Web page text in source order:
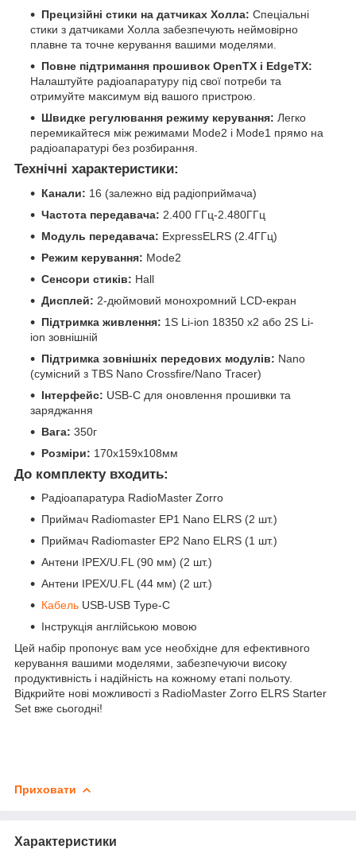
Прецизійні стики на датчиках Холла: Спеціальні
стики з датчиками Холла забезпечують неймовірно
плавне та точне керування вашими моделями.
Повне підтримання прошивок OpenTX і EdgeTX:
Налаштуйте радіоапаратуру під свої потреби та
отримуйте максимум від вашого пристрою.
Швидке регулювання режиму керування: Легко
перемикайтеся між режимами Mode2 і Mode1 прямо на
радіоапаратурі без розбирання.
Технічні характеристики:
Канали: 16 (залежно від радіоприймача)
Частота передавача: 2.400 ГГц-2.480ГГц
Модуль передавача: ExpressELRS (2.4ГГц)
Режим керування: Mode2
Сенсори стиків: Hall
Дисплей: 2-дюймовий монохромний LCD-екран
Підтримка живлення: 1S Li-ion 18350 x2 або 2S Li-
ion зовнішній
Підтримка зовнішніх передових модулів: Nano
(сумісний з TBS Nano Crossfire/Nano Tracer)
Інтерфейс: USB-C для оновлення прошивки та
заряджання
Вага: 350г
Розміри: 170x159x108мм
До комплекту входить:
Радіоапаратура RadioMaster Zorro
Приймач Radiomaster EP1 Nano ELRS (2 шт.)
Приймач Radiomaster EP2 Nano ELRS (1 шт.)
Антени IPEX/U.FL (90 мм) (2 шт.)
Антени IPEX/U.FL (44 мм) (2 шт.)
Кабель USB-USB Type-C
Інструкція англійською мовою
Цей набір пропонує вам усе необхідне для ефективного
керування вашими моделями, забезпечуючи високу
продуктивність і надійність на кожному етапі польоту.
Відкрийте нові можливості з RadioMaster Zorro ELRS Starter
Set вже сьогодні!
Приховати
Характеристики